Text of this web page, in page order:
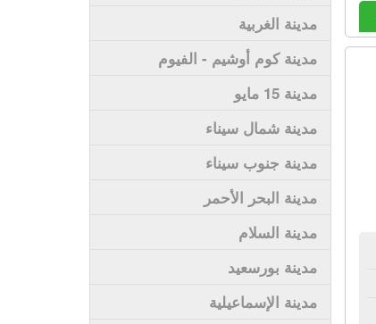
مدينة الغربية
مدينة كوم أوشيم - الفيوم
مدينة 15 مايو
مدينة شمال سيناء
مدينة جنوب سيناء
مدينة البحر الأحمر
مدينة السلام
مدينة بورسعيد
مدينة الإسماعيلية